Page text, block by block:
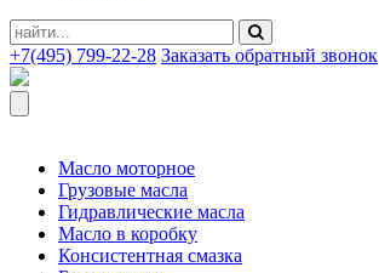
+7(495) 799-22-28 Заказать обратный звонок
Масло моторное
Грузовые масла
Гидравлические масла
Масло в коробку
Консистентная смазка